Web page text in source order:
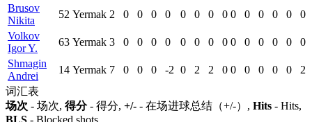
Brusov
Nikita
52 Yermak 2 0 0 0 0 0 0 0 0 0 0 0 0 0
0
Volkov
Igor Y.
63 Yermak 3 0 0 0 0 0 0 0 0 0 0 0 0 0
0
Shmagin
Andrei
14 Yermak 7 0 0 0 -2 0 2 2 0 0 0 0 0 0
2
词汇表
场次 - 场次, 得分- 得分, +/- - 在场进球总结（+/-）, Hits - Hits,